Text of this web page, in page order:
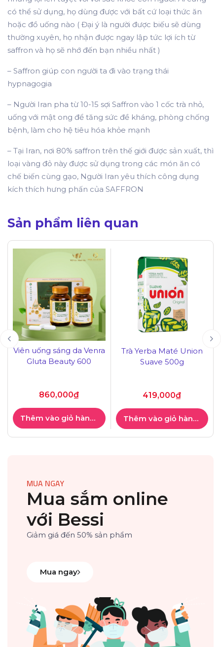
có thể sử dụng, họ dùng được với bất cứ loại thức ăn
hoặc đồ uống nào ( Đại ý là người được biếu sẽ dùng
thường xuyên, họ nhận được ngay lập tức lợi ích từ
saffron và họ sẽ nhớ đến bạn nhiều nhất )
– Saffron giúp con người ta đi vào trạng thái
hypnagogia
– Người Iran pha từ 10-15 sợi Saffron vào 1 cốc trà nhỏ,
uống với mật ong để tăng sức đề kháng, phòng chống
bệnh, làm cho hệ tiêu hóa khỏe mạnh
– Tại Iran, nơi 80% saffron trên thế giới được sản xuất, thì
loại vàng đỏ này được sử dụng trong các món ăn có
chế biến cùng gạo, Người Iran yêu thích công dụng
kích thích hưng phấn của SAFFRON
Sản phẩm liên quan
Viên uống sáng da Venra
Gluta Beauty 600
860,000₫
Thêm vào giỏ hàng
Trà Yerba Maté Union
Suave 500g
419,000₫
Thêm vào giỏ hàng
MUA NGAY
Mua sắm online
với Bessi
Giảm giá đến 50% sản phẩm
Mua ngay